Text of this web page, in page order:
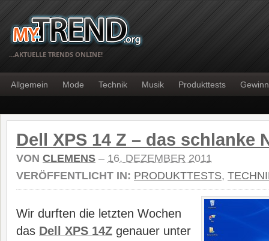
…AKTUELLE TRENDS ONLINE!
Allgemein Mode Technik Musik Produkttests
Dell XPS 14 Z – das schlanke
VON CLEMENS – 16. DEZEMBER 2011
VERÖFFENTLICHT IN: PRODUKTTESTS,
Wir durften die letzten Wochen
das Dell XPS 14Z genauer unter